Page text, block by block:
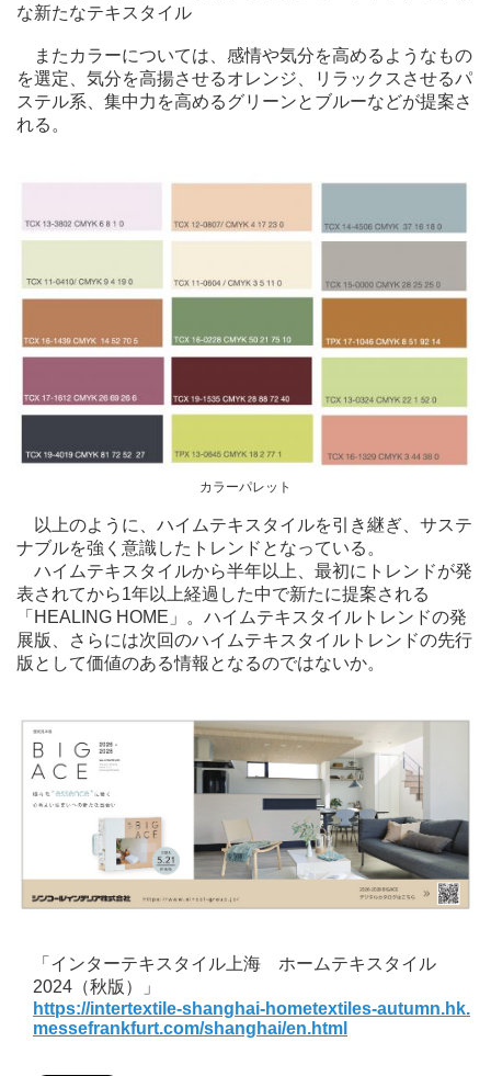
な新たなテキスタイル
またカラーについては、感情や気分を高めるようなもの
を選定、気分を高揚させるオレンジ、リラックスさせるパ
ステル系、集中力を高めるグリーンとブルーなどが提案さ
れる。
カラーパレット
以上のように、ハイムテキスタイルを引き継ぎ、サステ
ナブルを強く意識したトレンドとなっている。
ハイムテキスタイルから半年以上、最初にトレンドが発
表されてから1年以上経過した中で新たに提案される
「HEALING HOME」。ハイムテキスタイルトレンドの発
展版、さらには次回のハイムテキスタイルトレンドの先行
版として価値のある情報となるのではないか。
「インターテキスタイル上海 ホームテキスタイル
2024（秋版）」
https://intertextile-shanghai-hometextiles-autumn.hk.
messefrankfurt.com/shanghai/en.html